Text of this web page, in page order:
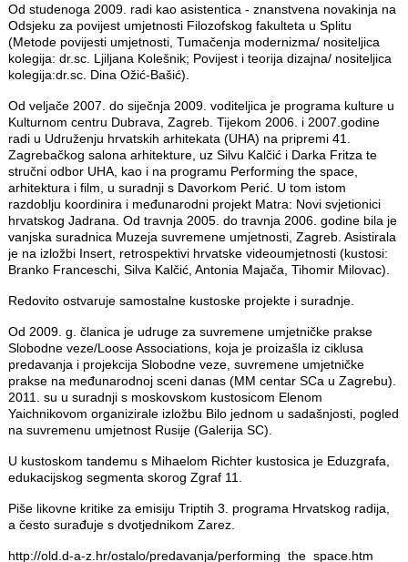
Od studenoga 2009. radi kao asistentica - znanstvena novakinja na
Odsjeku za povijest umjetnosti Filozofskog fakulteta u Splitu
(Metode povijesti umjetnosti, Tumačenja modernizma/ nositeljica
kolegija: dr.sc. Ljiljana Kolešnik; Povijest i teorija dizajna/ nositeljica
kolegija:dr.sc. Dina Ožić-Bašić).
Od veljače 2007. do siječnja 2009. voditeljica je programa kulture u
Kulturnom centru Dubrava, Zagreb. Tijekom 2006. i 2007.godine
radi u Udruženju hrvatskih arhitekata (UHA) na pripremi 41.
Zagrebačkog salona arhitekture, uz Silvu Kalčić i Darka Fritza te
stručni odbor UHA, kao i na programu Performing the space,
arhitektura i film, u suradnji s Davorkom Perić. U tom istom
razdoblju koordinira i međunarodni projekt Matra: Novi svjetionici
hrvatskog Jadrana. Od travnja 2005. do travnja 2006. godine bila je
vanjska suradnica Muzeja suvremene umjetnosti, Zagreb. Asistirala
je na izložbi Insert, retrospektivi hrvatske videoumjetnosti (kustosi:
Branko Franceschi, Silva Kalčić, Antonia Majača, Tihomir Milovac).
Redovito ostvaruje samostalne kustoske projekte i suradnje.
Od 2009. g. članica je udruge za suvremene umjetničke prakse
Slobodne veze/Loose Associations, koja je proizašla iz ciklusa
predavanja i projekcija Slobodne veze, suvremene umjetničke
prakse na međunarodnoj sceni danas (MM centar SCa u Zagrebu).
2011. su u suradnji s moskovskom kustosicom Elenom
Yaichnikovom organizirale izložbu Bilo jednom u sadašnjosti, pogled
na suvremenu umjetnost Rusije (Galerija SC).
U kustoskom tandemu s Mihaelom Richter kustosica je Eduzgrafa,
edukacijskog segmenta skorog Zgraf 11.
Piše likovne kritike za emisiju Triptih 3. programa Hrvatskog radija,
a često surađuje s dvotjednikom Zarez.
http://old.d-a-z.hr/ostalo/predavanja/performing_the_ space.htm